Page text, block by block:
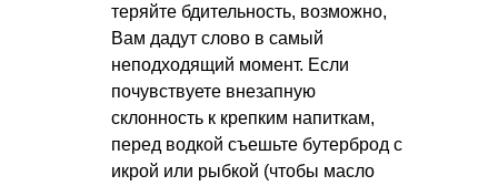
теряйте бдительность, возможно,
Вам дадут слово в самый
неподходящий момент. Если
почувствуете внезапную
склонность к крепким напиткам,
перед водкой съешьте бутерброд с
икрой или рыбкой (чтобы масло